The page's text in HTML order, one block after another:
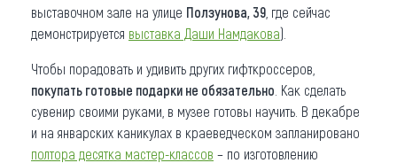
выставочном зале на улице Ползунова, 39 , где сейчас
демонстрируется выставка Даши Намдакова).
Чтобы порадовать и удивить других гифткроссеров,
покупать готовые подарки не обязательно . Как сделать
сувенир своими руками, в музее готовы научить. В декабре
и на январских каникулах в краеведческом запланировано
полтора десятка мастер-классов – по изготовлению